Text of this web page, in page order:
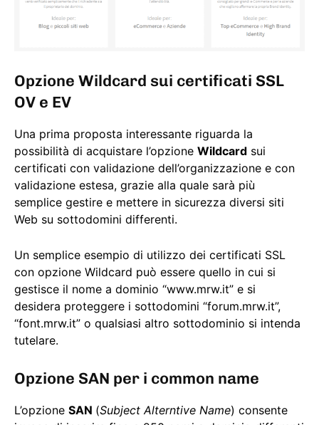
Opzione Wildcard sui certificati SSL
OV e EV
Una prima proposta interessante riguarda la
possibilità di acquistare l’opzione Wildcard sui
certificati con validazione dell’organizzazione e con
validazione estesa, grazie alla quale sarà più
semplice gestire e mettere in sicurezza diversi siti
Web su sottodomini differenti.
Un semplice esempio di utilizzo dei certificati SSL
con opzione Wildcard può essere quello in cui si
gestisce il nome a dominio “www.mrw.it” e si
desidera proteggere i sottodomini “forum.mrw.it”,
“font.mrw.it” o qualsiasi altro sottodominio si intenda
tutelare.
Opzione SAN per i common name
L’opzione SAN (Subject Alterntive Name) consente